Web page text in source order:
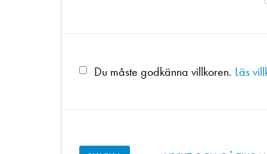
Du måste godkänna villkoren. Läs